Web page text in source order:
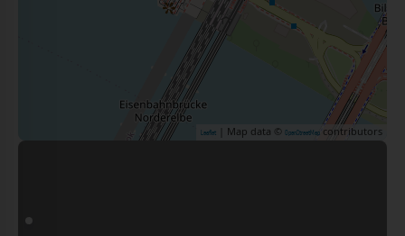
Leaflet | Map data © OpenStreetMap contributors